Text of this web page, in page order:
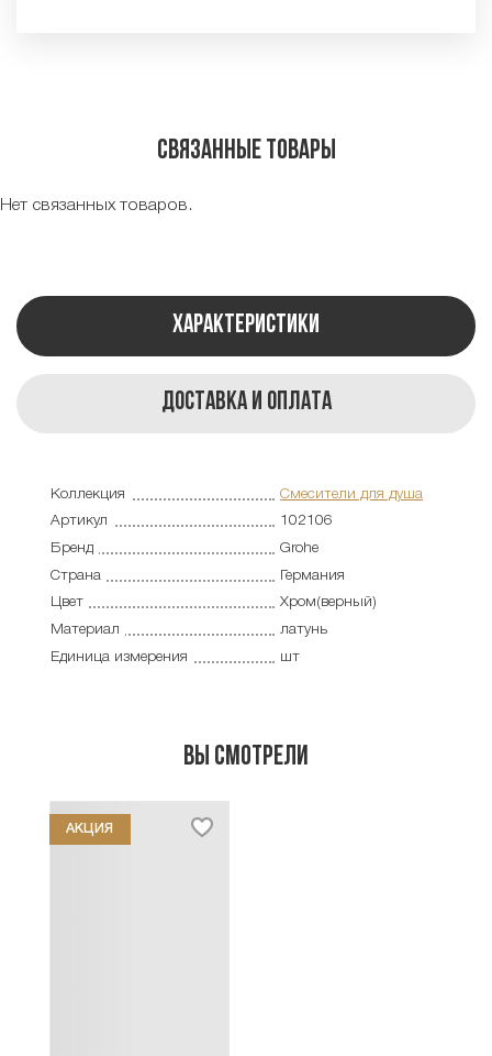
Связанные товары
Нет связанных товаров.
Характеристики
Доставка и оплата
Коллекция
Смесители для душа
Артикул
102106
Бренд
Grohe
Страна
Германия
Цвет
Хром(верный)
Материал
латунь
Единица измерения
шт
Вы смотрели
АКЦИЯ